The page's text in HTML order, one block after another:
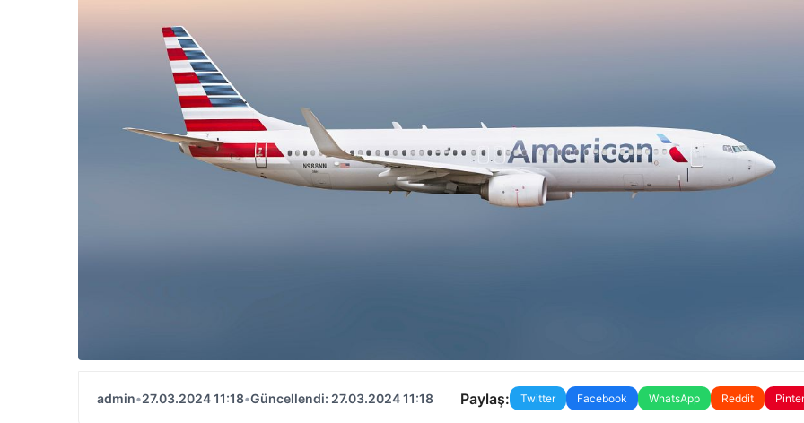
admin•27.03.2024 11:18•Güncellendi: 27.03.2024 11:18 Paylaş: Twitter Facebook WhatsApp Reddit